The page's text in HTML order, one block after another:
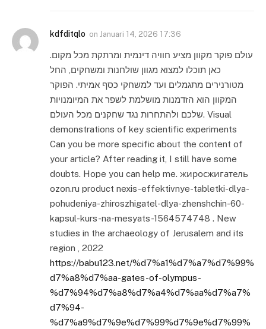
kdfditqlo on Januari 14, 2026 17:36
עולם פוקר מקוון מציע חוויה דינמית ומרתקת מכל מקום.
כאן תוכלו למצוא מגוון שולחנות ומשחקים, החל
מטורנירים מתגמלים ועד למשחקי כסף אמיתי. הפוקר
המקוון הוא הזדמנות מושלמת לשפר את המיומנויות
שלכם ולהתחרות נגד שחקנים מכל העולם. Visual
demonstrations of key scientific experiments
Can you be more specific about the content of
your article? After reading it, I still have some
doubts. Hope you can help me. жиросжигатель
ozon.ru product nexis-effektivnye-tabletki-dlya-
pohudeniya-zhiroszhigatel-dlya-zhenshchin-60-
kapsul-kurs-na-mesyats-1564574748 . New
studies in the archaeology of Jerusalem and its
region , 2022
https://babu123.net/%d7%a1%d7%a7%d7%99%
d7%a8%d7%aa-gates-of-olympus-
%d7%94%d7%a8%d7%a4%d7%aa%d7%a7%
d7%94-
%d7%a9%d7%9e%d7%99%d7%9e%d7%99%